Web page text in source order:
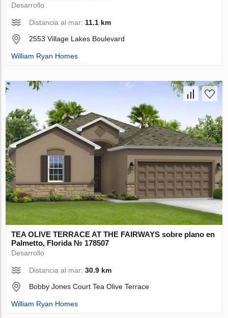
Desarrollo
Distancia al mar: 11.1 km
2553 Village Lakes Boulevard
William Ryan Homes
TEA OLIVE TERRACE AT THE FAIRWAYS sobre plano en
Palmetto, Florida № 178507
Desarrollo
Distancia al mar:30.9 km
Bobby Jones Court Tea Olive Terrace
William Ryan Homes